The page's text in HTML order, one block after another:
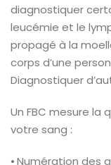
diagnostiquer
leucémie et le
propagé à la
corps d’une
Diagnostiquer
Un FBC mesure
votre sang :
⦁ Numération des